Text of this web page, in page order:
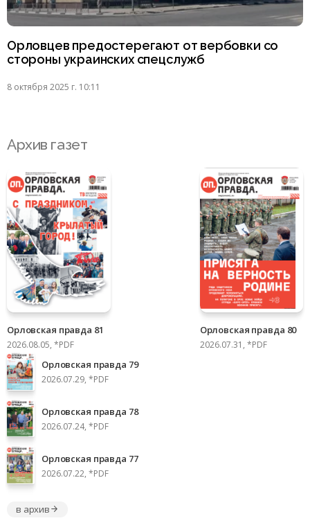
Орловцев предостерегают от вербовки со
стороны украинских спецслужб
8 октября 2025 г. 10:11
Архив газет
Орловская правда 81
2026.08.05, *PDF
Орловская правда 80
2026.07.31, *PDF
Орловская правда 79
2026.07.29, *PDF
Орловская правда 78
2026.07.24, *PDF
Орловская правда 77
2026.07.22, *PDF
в архив